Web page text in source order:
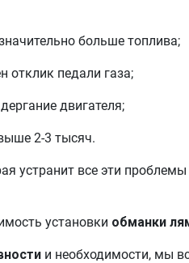
больше топлива;
отклик педали газа;
двигателя;
2-3 тысяч.
устранит все эти
установки обманки
и необходимости, мы